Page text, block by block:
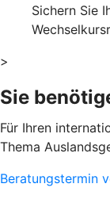
Sichern Sie
>
Sie
Für Ihren
Thema
Beratungstermin